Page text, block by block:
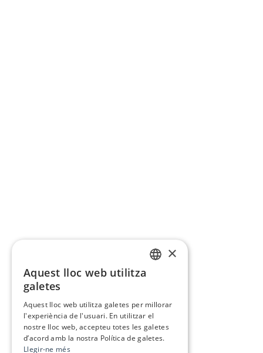
×
Aquest lloc web utilitza
galetes
Aquest lloc web utilitza galetes per millorar
l'experiència de l'usuari. En utilitzar el
nostre lloc web, accepteu totes les galetes
d’acord amb la nostra Política de galetes.
Llegir-ne més